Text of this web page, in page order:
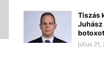
Tiszás
Juhász
július 21,